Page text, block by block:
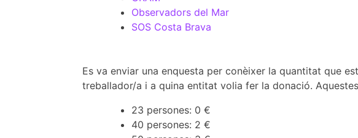
Observadors del Mar
SOS Costa Brava
Es va enviar una enquesta per conèixer la quantitat que
treballador/a i a quina entitat volia fer la donació.
23 persones: 0 €
40 persones: 2 €